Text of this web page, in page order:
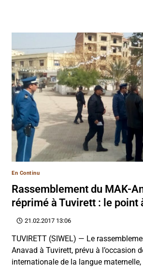
En Continu
Rassemblement du MAK-
réprimé à Tuvirett : le point
21.02.2017 13:06
TUVIRETT (SIWEL) — Le
Anavad à Tuvirett, prévu à l’occasion
internationale de la langue maternelle,